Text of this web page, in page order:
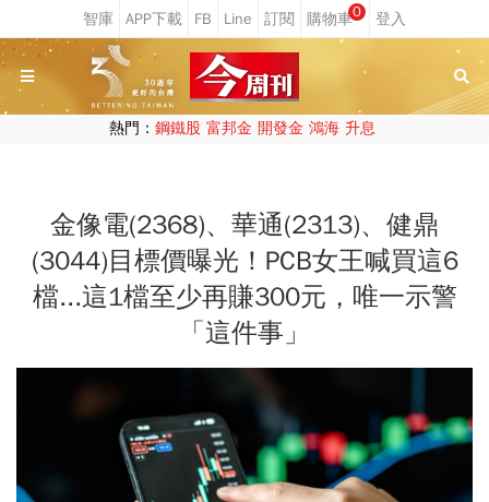
0
熱門： 鋼鐵股 富邦金 開發金 鴻海 升息
金像電(2368)、華通(2313)、健鼎
(3044)目標價曝光！PCB女王喊買這6
檔...這1檔至少再賺300元，唯一示警
「這件事」